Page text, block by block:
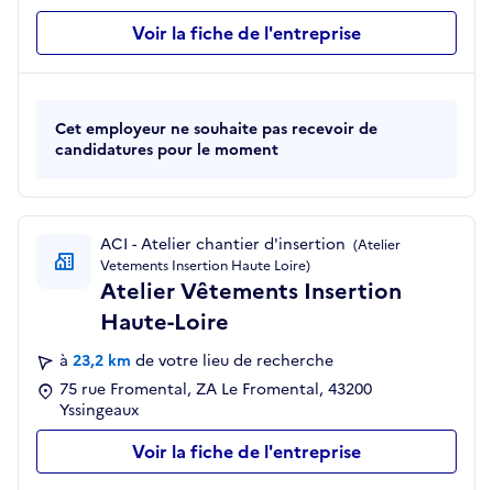
Voir la fiche de l'entreprise
Cet employeur ne souhaite pas recevoir de
candidatures pour le moment
ACI - Atelier chantier d'insertion (Atelier
Vetements Insertion Haute Loire)
Atelier Vêtements Insertion
Haute-Loire
à 23,2 km de votre lieu de recherche
75 rue Fromental, ZA Le Fromental, 43200
Yssingeaux
Voir la fiche de l'entreprise